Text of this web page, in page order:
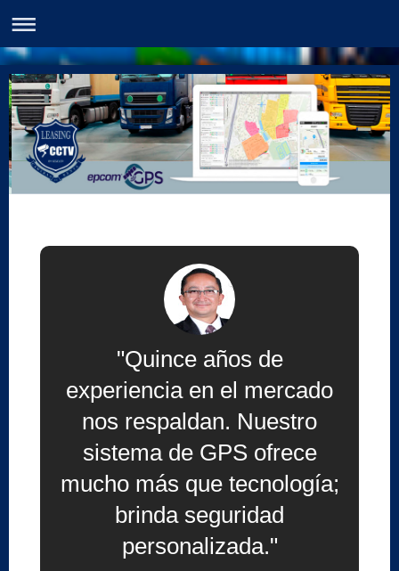
"Quince años de
experiencia en el mercado
nos respaldan. Nuestro
sistema de GPS ofrece
mucho más que tecnología;
brinda seguridad
personalizada."